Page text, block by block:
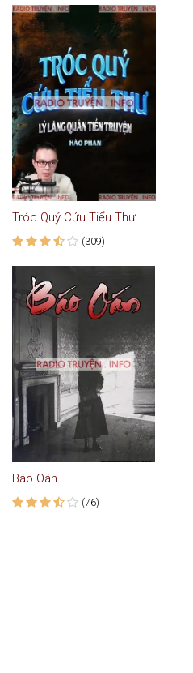
Tróc Quỷ Cứu Tiểu Thư
(309)
Báo Oán
(76)